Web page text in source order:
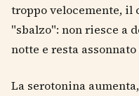
troppo velocemente, il
"sbalzo": non riesce a
notte e resta
La serotonina